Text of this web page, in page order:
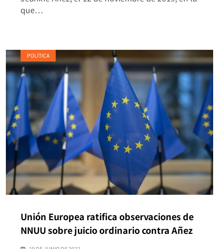
que…
POLÍTICA
Unión Europea ratifica observaciones de
NNUU sobre juicio ordinario contra Añez